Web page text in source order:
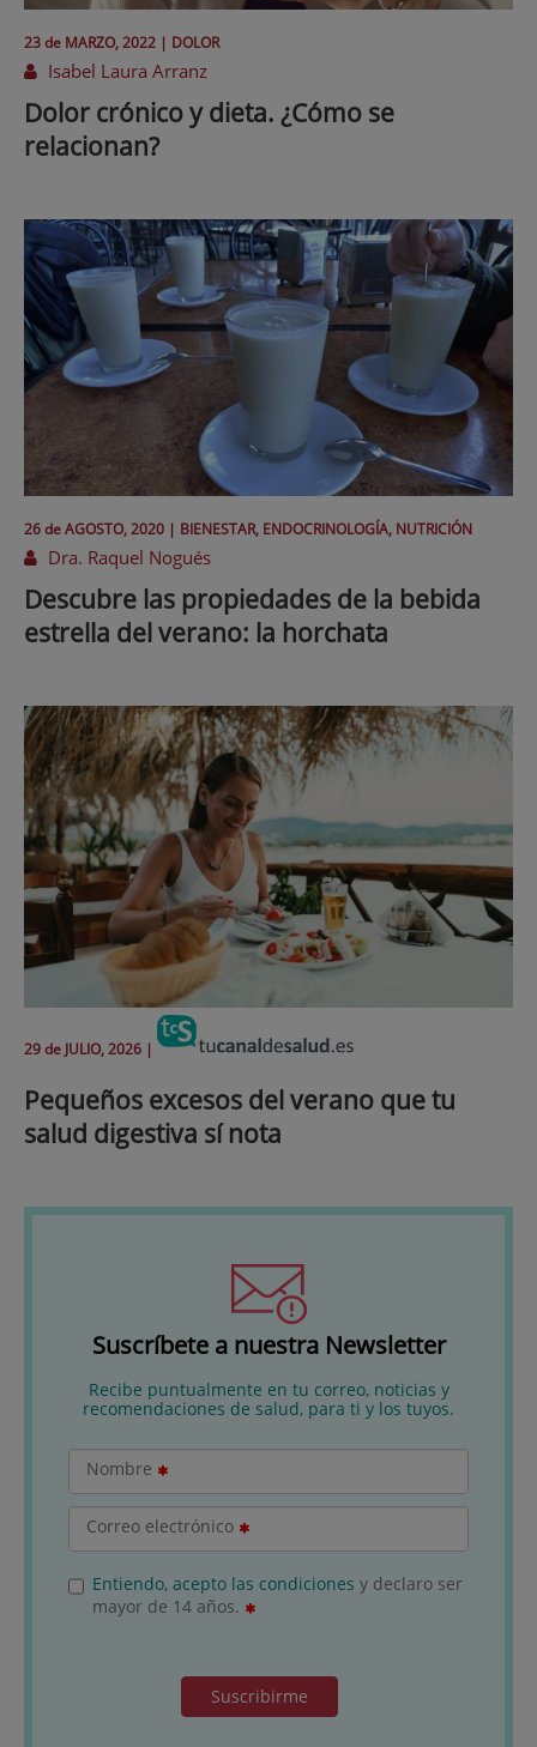
23 de MARZO, 2022 | DOLOR
Isabel Laura Arranz
Dolor crónico y dieta. ¿Cómo se
relacionan?
26 deAGOSTO, 2020 | BIENESTAR, ENDOCRINOLOGÍA, NUTRICIÓN
Dra. Raquel Nogués
Descubre las propiedades de la bebida
estrella del verano: la horchata
29 deJULIO, 2026 |
Pequeños excesos del verano que tu
salud digestiva sí nota
Suscríbete a nuestra Newsletter
Recibe puntualmente en tu correo, noticias y
recomendaciones de salud, para ti y los tuyos.
Nombre
Correo electrónico
Entiendo, acepto las condiciones y declaro ser
mayor de 14 años.
Suscribirme